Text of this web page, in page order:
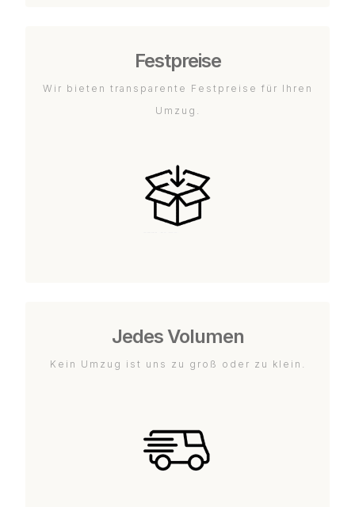
Festpreise
Wir bieten transparente Festpreise für Ihren
Umzug.
Jedes Volumen
Kein Umzug ist uns zu groß oder zu klein.